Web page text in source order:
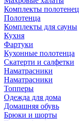
Комплекты полотенец
Полотенца
Комплекты для сауны
Кухня
Фартуки
Кухонные полотенца
Скатерти и салфетки
Наматрасники
Наматрасники
Топперы
Одежда для дома
Домашняя обувь
Брюки и шорты